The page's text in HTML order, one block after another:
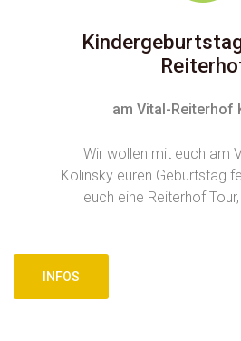
am Vital-Reiterhof
Wir wollen mit euch am
Kolinsky euren Geburtstag
euch eine Reiterhof
INFOS